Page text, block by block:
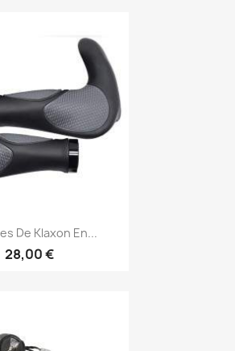
rapide
De Klaxon En...
28,00 €